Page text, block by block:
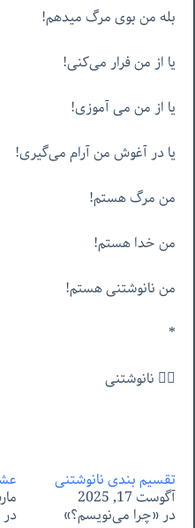
بله من بوی مرگ میدهم!
یا از من فرار می‌کنی!
یا از من می آموزی!
یا در آغوش من آرام می‌گیری!
من مرگ هستم!
من خدا هستم!
من نانوشتنی هستم!
*
✍🏻 نانوشتنی
تقسیم بندی نانوشتنی
آگوست 17, 2025
در «چرا می‌نویسم؟»
مارس
در